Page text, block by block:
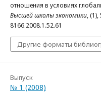
отношения в условиях
Высшей школы экономики,
8166.2008.1.52.61
Другие форматы
Выпуск
№ 1 (2008)